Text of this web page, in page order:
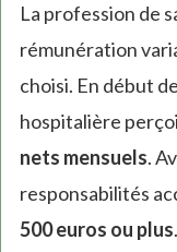
La profession de
rémunération
choisi. En début
hospitalière
nets mensuels.
responsabilités
500 euros ou plus